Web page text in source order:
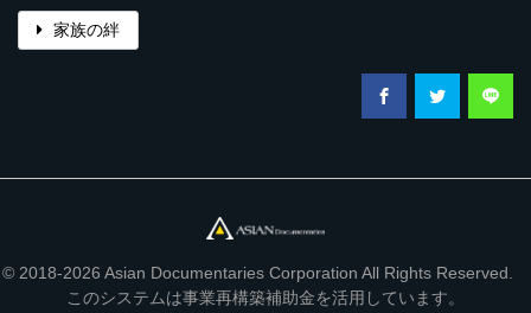
家族の絆
© 2018-2026 Asian Documentaries Corporation All Rights Reserved.
このシステムは事業再構築補助金を活用しています。